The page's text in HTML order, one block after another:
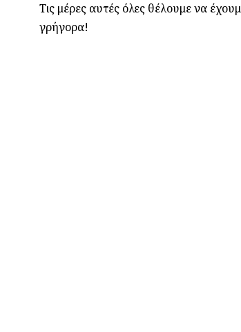
Τις μέρες αυτές όλες θέλουμε να
γρήγορα!